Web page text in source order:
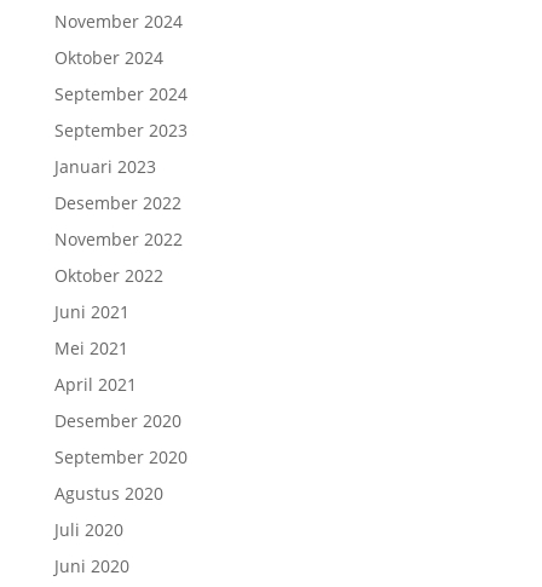
November 2024
Oktober 2024
September 2024
September 2023
Januari 2023
Desember 2022
November 2022
Oktober 2022
Juni 2021
Mei 2021
April 2021
Desember 2020
September 2020
Agustus 2020
Juli 2020
Juni 2020